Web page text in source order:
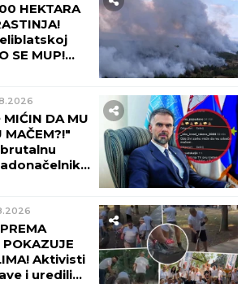
HEKTARA
SE MUP!
MIĆIN DA MU
MAČEM?!"
POKAZUJE
Aktivisti
i uredili